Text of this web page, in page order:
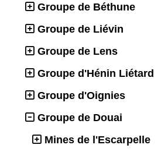
Groupe de Béthune
Groupe de Liévin
Groupe de Lens
Groupe d'Hénin Liétard
Groupe d'Oignies
Groupe de Douai
Mines de l'Escarpelle